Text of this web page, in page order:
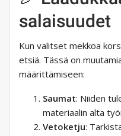
salaisuudet
Kun valitset mekkoa
etsiä. Tässä on
määrittämiseen:
Saumat: Niiden
materiaalin alta
Vetoketju: